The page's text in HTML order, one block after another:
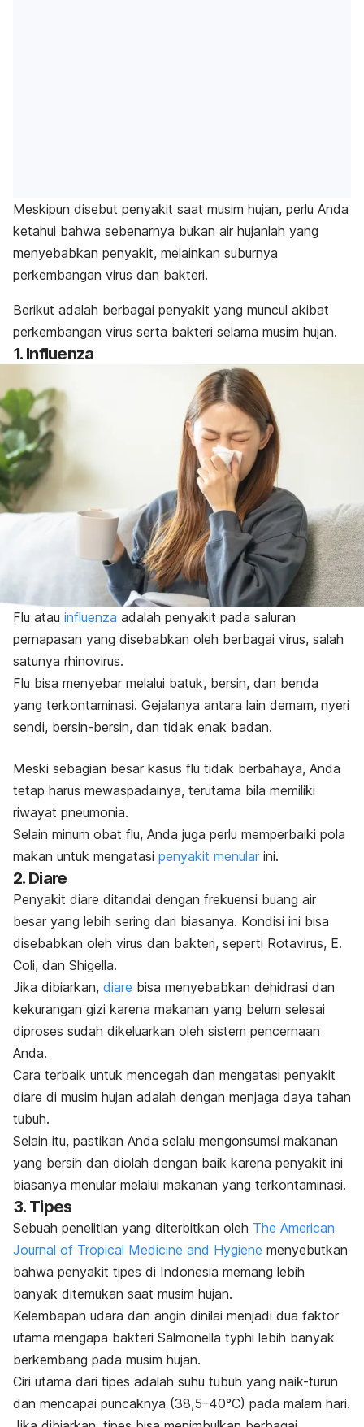
Meskipun disebut penyakit saat musim hujan, perlu Anda
ketahui bahwa sebenarnya bukan air hujanlah yang
menyebabkan penyakit, melainkan suburnya
perkembangan virus dan bakteri.
Berikut adalah berbagai penyakit yang muncul akibat
perkembangan virus serta bakteri selama musim hujan.
1. Influenza
Flu atau influenza adalah penyakit pada saluran
pernapasan yang disebabkan oleh berbagai virus, salah
satunya rhinovirus.
Flu bisa menyebar melalui batuk, bersin, dan benda
yang terkontaminasi. Gejalanya antara lain demam, nyeri
sendi, bersin-bersin, dan tidak enak badan.
Meski sebagian besar kasus flu tidak berbahaya, Anda
tetap harus mewaspadainya, terutama bila memiliki
riwayat pneumonia.
Selain minum obat flu, Anda juga perlu memperbaiki pola
makan untuk mengatasi penyakit menular ini.
2. Diare
Penyakit diare ditandai dengan frekuensi buang air
besar yang lebih sering dari biasanya. Kondisi ini bisa
disebabkan oleh virus dan bakteri, seperti Rotavirus, E.
Coli, dan Shigella.
Jika dibiarkan, diare bisa menyebabkan dehidrasi dan
kekurangan gizi karena makanan yang belum selesai
diproses sudah dikeluarkan oleh sistem pencernaan
Anda.
Cara terbaik untuk mencegah dan mengatasi penyakit
diare di musim hujan adalah dengan menjaga daya tahan
tubuh.
Selain itu, pastikan Anda selalu mengonsumsi makanan
yang bersih dan diolah dengan baik karena penyakit ini
biasanya menular melalui makanan yang terkontaminasi.
3. Tipes
Sebuah penelitian yang diterbitkan oleh The American
Journal of Tropical Medicine and Hygiene menyebutkan
bahwa penyakit tipes di Indonesia memang lebih
banyak ditemukan saat musim hujan.
Kelembapan udara dan angin dinilai menjadi dua faktor
utama mengapa bakteri Salmonella typhi lebih banyak
berkembang pada musim hujan.
Ciri utama dari tipes adalah suhu tubuh yang naik-turun
dan mencapai puncaknya (38,5–40°C) pada malam hari.